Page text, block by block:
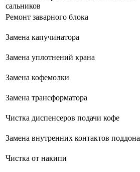
сальников
Ремонт заварного блока
Замена капучинатора
Замена уплотнений крана
Замена кофемолки
Замена трансформатора
Чистка диспенсеров подачи кофе
Замена внутренних контактов поддона
Чистка от накипи